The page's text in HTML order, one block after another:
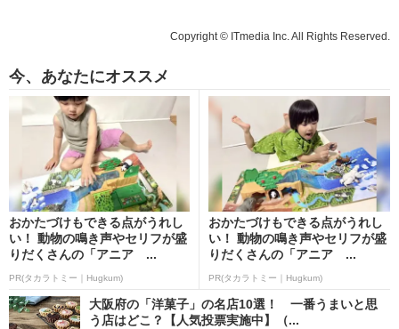
Copyright © ITmedia Inc. All Rights Reserved.
今、あなたにオススメ
おかたづけもできる点がうれし
い！ 動物の鳴き声やセリフが盛
りだくさんの「アニア ...
PR(タカラトミー｜Hugkum)
おかたづけもできる点がうれし
い！ 動物の鳴き声やセリフが盛
りだくさんの「アニア ...
PR(タカラトミー｜Hugkum)
大阪府の「洋菓子」の名店10選！ 一番うまいと思
う店はどこ？【人気投票実施中】（...